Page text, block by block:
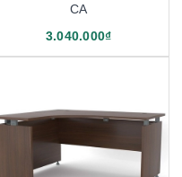
CA
3.040.000₫